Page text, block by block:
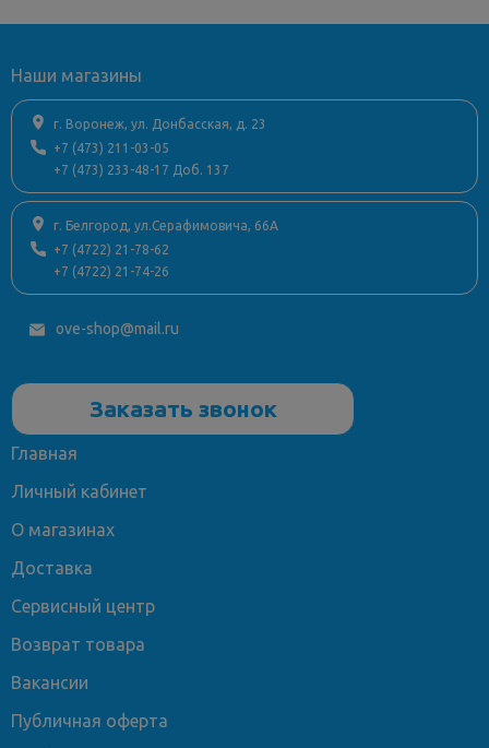
Наши магазины
г. Воронеж, ул. Донбасская, д. 23
+7 (473) 211-03-05
+7 (473) 233-48-17 Доб. 137
г. Белгород, ул.Серафимовича, 66А
+7 (4722) 21-78-62
+7 (4722) 21-74-26
ove-shop@mail.ru
Заказать звонок
Главная
Личный кабинет
О магазинах
Доставка
Сервисный центр
Возврат товара
Вакансии
Публичная оферта